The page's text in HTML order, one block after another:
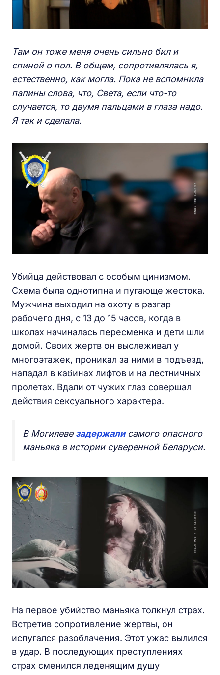
Там он тоже меня очень сильно бил и
спиной о пол. В общем, сопротивлялась я,
естественно, как могла. Пока не вспомнила
папины слова, что, Света, если что-то
случается, то двумя пальцами в глаза надо.
Я так и сделала.
Убийца действовал с особым цинизмом.
Схема была однотипна и пугающе жестока.
Мужчина выходил на охоту в разгар
рабочего дня, с 13 до 15 часов, когда в
школах начиналась пересменка и дети шли
домой. Своих жертв он выслеживал у
многоэтажек, проникал за ними в подъезд,
нападал в кабинах лифтов и на лестничных
пролетах. Вдали от чужих глаз совершал
действия сексуального характера.
В Могилеве задержалисамого опасного
маньяка в истории суверенной Беларуси.
На первое убийство маньяка толкнул страх.
Встретив сопротивление жертвы, он
испугался разоблачения. Этот ужас вылился
в удар. В последующих преступлениях
страх сменился леденящим душу